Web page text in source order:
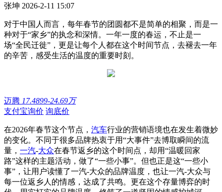
张坤 2026-2-11 15:07
对于中国人而言，每年春节的团圆都不是简单的相聚，而是一
种对于“家乡”的执念和深情。一年一度的春运，不止是一
场“全民迁徙”，更是让每个人都在这个时间节点，去褪去一年
的辛苦，感受生活的温度的重要时刻。
迈腾 17.4899-24.69万
支付宝询价 询底价
在2026年春节这个节点， 汽车行业的营销语境也在发生着微妙
的变化。不同于很多品牌热衷于用“大事件”去博取瞬间的流
量， 一汽-大众在春节返乡的这个时间点，却用“温暖回家
路”这样的主题活动，做了“一些小事”。但也正是这“一些小
事”，让用户读懂了一汽-大众的品牌温度，也让一汽-大众与
每一位返乡人的情感，达成了共鸣。更在这个存量博弈的时